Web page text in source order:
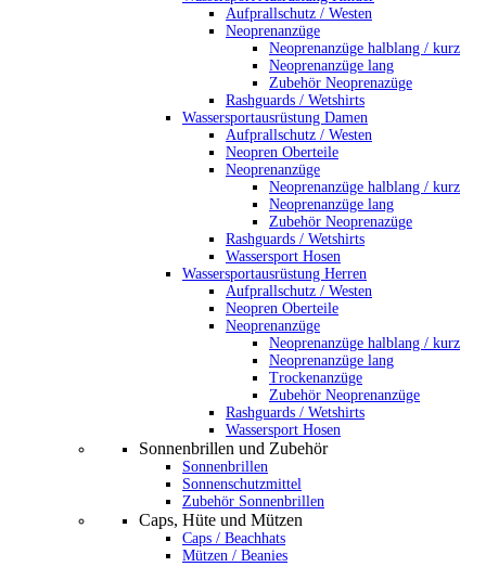
Aufprallschutz / Westen
Neoprenanzüge
Neoprenanzüge halblang / kurz
Neoprenanzüge lang
Zubehör Neoprenazüge
Rashguards / Wetshirts
Wassersportausrüstung Damen
Aufprallschutz / Westen
Neopren Oberteile
Neoprenanzüge
Neoprenanzüge halblang / kurz
Neoprenanzüge lang
Zubehör Neoprenazüge
Rashguards / Wetshirts
Wassersport Hosen
Wassersportausrüstung Herren
Aufprallschutz / Westen
Neopren Oberteile
Neoprenanzüge
Neoprenanzüge halblang / kurz
Neoprenanzüge lang
Trockenanzüge
Zubehör Neoprenanzüge
Rashguards / Wetshirts
Wassersport Hosen
Sonnenbrillen und Zubehör
Sonnenbrillen
Sonnenschutzmittel
Zubehör Sonnenbrillen
Caps, Hüte und Mützen
Caps / Beachhats
Mützen / Beanies